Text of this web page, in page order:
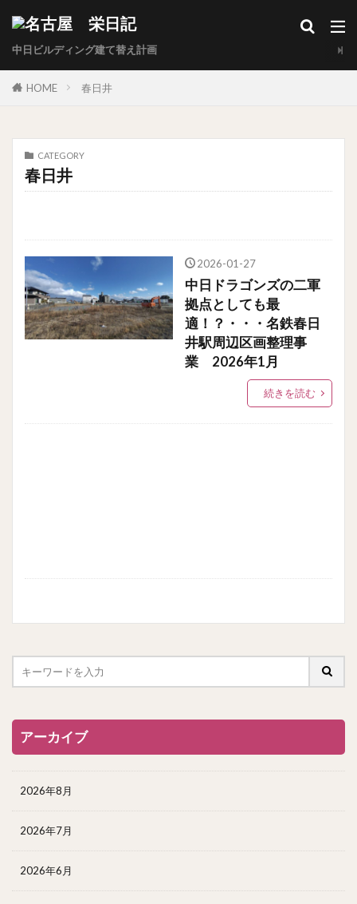
中日ビルディング建て替え計画
HOME 春日井
CATEGORY
春日井
2026-01-27
中日ドラゴンズの二軍
拠点としても最
適！？・・・名鉄春日
井駅周辺区画整理事
業 2026年1月
続きを読む
アーカイブ
2026年8月
2026年7月
2026年6月